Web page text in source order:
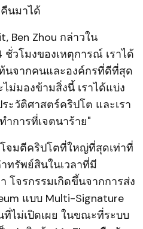
นมาได้
Ben Zhou กล่าวใน
วโมงของเหตุการณ์ เราได้
นจากคนและองค์กรที่ดีที่สุด
ม่มองข้ามสิ่งนี้ เราได้แบ่ง
ะวัติศาสตร์คริปโต และเรา
ำการที่เจตนาร้าย"
จมตีคริปโตที่ใหญ่ที่สุดเท่าที่
ทรัพย์สินในเวลาที่มี
โจรกรรมเกิดขึ้นจากการส่ง
แบบ Multi-Signature
ที่ไม่เปิดเผย ในขณะที่ระบบ